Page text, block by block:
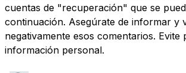
cuentas de "recuperación" que se
continuación. Asegúrate de informar y
negativamente esos comentarios. Evite
información personal.